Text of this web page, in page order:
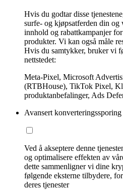
Hvis du godtar disse
surfe- og kjøpsatferden din og
innhold og rabattkampanjer
produkter. Vi kan også måle
Hvis du samtykker, bruker vi
nettstedet:
Meta-Pixel, Microsoft
(RTBHouse), TikTok Pixel,
produktanbefalinger, Ads
Avansert konverteringssporing
Ved å akseptere denne
og optimalisere effekten av
dette sammenligner vi dine
følgende eksterne tilbydere,
deres tjenester